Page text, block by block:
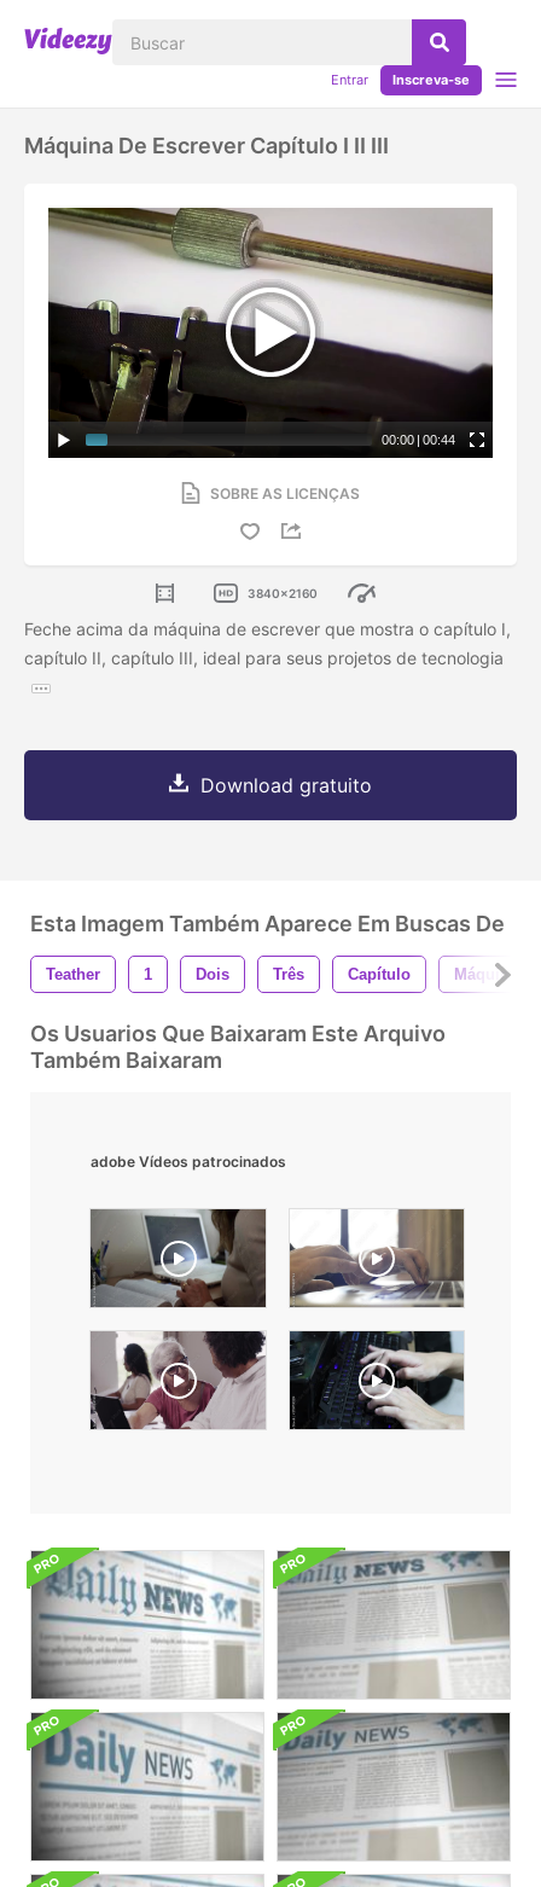
Entrar Inscreva-se
Máquina De Escrever Capítulo I II III
00:00 | 00:44
SOBRE AS LICENÇAS
3840x2160
Feche acima da máquina de escrever que mostra o capítulo I,
capítulo II, capítulo III, ideal para seus projetos de tecnologia
Download gratuito
Esta Imagem Também Aparece Em Buscas De
Teather 1 Dois Três Capítulo Máquina
Os Usuarios Que Baixaram Este Arquivo
Também Baixaram
adobe Vídeos patrocinados